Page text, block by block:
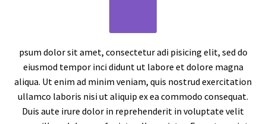
psum dolor sit amet, consectetur adi pisicing elit, sed do
eiusmod tempor inci didunt ut labore et dolore magna
aliqua. Ut enim ad minim veniam, quis nostrud exercitation
ullamco laboris nisi ut aliquip ex ea commodo consequat.
Duis aute irure dolor in reprehenderit in voluptate velit